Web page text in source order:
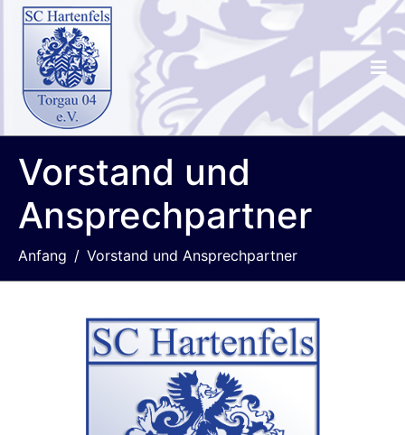
Vorstand und
Ansprechpartner
Anfang Vorstand und Ansprechpartner